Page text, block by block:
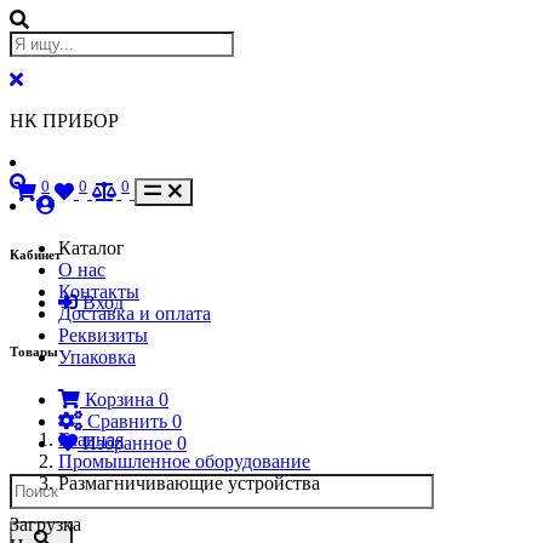
НК ПРИБОР
Кабинет
Вход
Товары
Корзина 0
Сравнить 0
Избранное 0
0 0 0
Каталог
О нас
Контакты
Доставка и оплата
Реквизиты
Упаковка
Главная
Промышленное оборудование
Размагничивающие устройства
Загрузка